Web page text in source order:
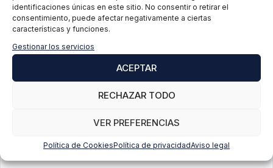
identificaciones únicas en este sitio. No consentir o retirar el
consentimiento, puede afectar negativamente a ciertas
características y funciones.
Gestionar los servicios
ACEPTAR
RECHAZAR TODO
VER PREFERENCIAS
Política de CookiesPolítica de privacidadAviso legal
ADMISIÓN
MATRICULACIÓN
GESTIÓN DE EXPEDIENTES